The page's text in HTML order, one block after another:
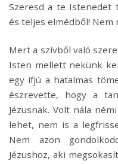
Szeresd a te Istenedet
és teljes elmédből! Nem
Mert a szívből való
Isten mellett nekünk
egy ifjú a hatalmas
észrevette, hogy a
Jézusnak. Volt nála
lehet, nem is a
Nem azon
Jézushoz, aki